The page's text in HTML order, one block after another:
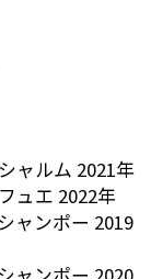
ャルム 2021年
ュエ 2022年
ャンポー 2019